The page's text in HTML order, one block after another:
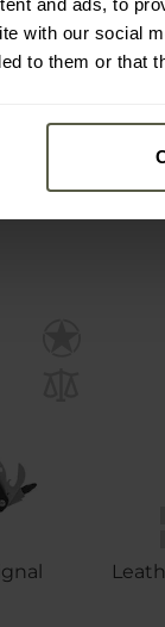
and ads, to
with our social
to them or that